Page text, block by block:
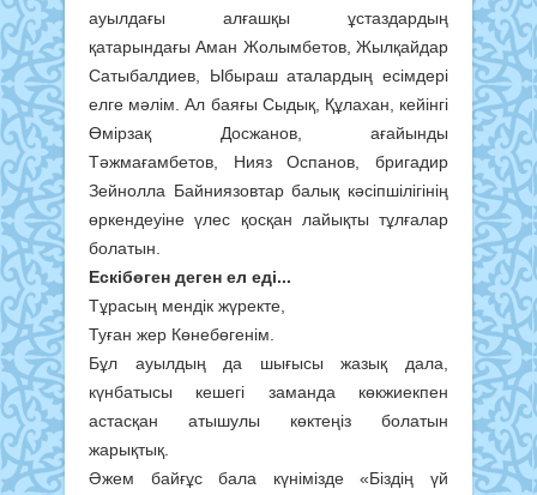
ауылдағы алғашқы ұстаздардың
қатарындағы Аман Жолымбетов, Жылқайдар
Сатыбалдиев, Ыбыраш аталардың есімдері
елге мәлім. Ал баяғы Сыдық, Құлахан, кейінгі
Өмірзақ Досжанов, ағайынды
Тәжмағамбетов, Нияз Оспанов, бригадир
Зейнолла Байниязовтар балық кәсіпшілігінің
өркендеуіне үлес қосқан лайықты тұлғалар
болатын.
Ескібөген деген ел еді...
Тұрасың мендік жүректе,
Туған жер Көнебөгенім.
Бұл ауылдың да шығысы жазық дала,
күнбатысы кешегі заманда көкжиекпен
астасқан атышулы көктеңіз болатын
жарықтық.
Әжем байғұс бала күнімізде «Біздің үй